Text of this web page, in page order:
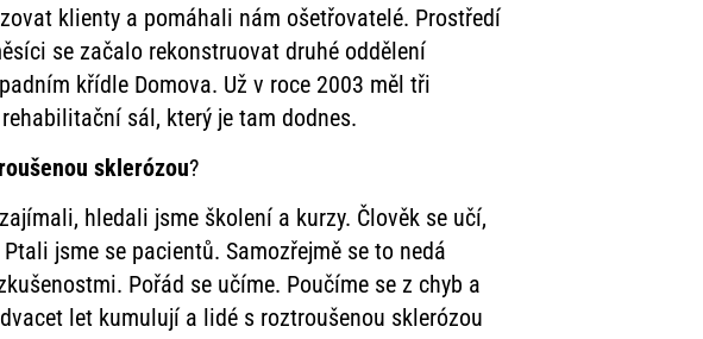
klienty a pomáhali nám ošetřovatelé. Prostředí
se začalo rekonstruovat druhé oddělení
křídle Domova. Už v roce 2003 měl tři
sál, který je tam dodnes.
sklerózou?
hledali jsme školení a kurzy. Člověk se učí,
jsme se pacientů. Samozřejmě se to nedá
Pořád se učíme. Poučíme se z chyb a
let kumulují a lidé s roztroušenou sklerózou